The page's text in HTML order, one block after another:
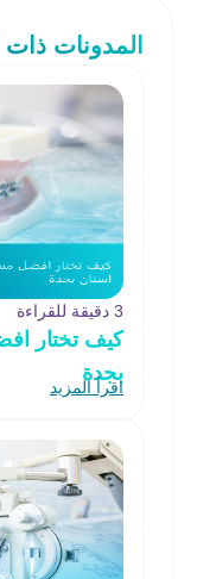
المدونات ذات
3 دقيقة للقراءة
كيف تختار
بجدة
اقرأ المزيد